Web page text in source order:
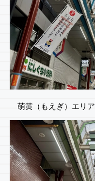
萌黄（もえぎ）エリア